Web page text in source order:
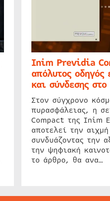
Inim Previdia
απόλυτος οδηγός
και σύνδεσης
Στον σύγχρονο
πυρασφάλειας, η
Compact της Inim
αποτελεί την
συνδυάζοντας την
την ψηφιακή
το άρθρο, θα ανα…